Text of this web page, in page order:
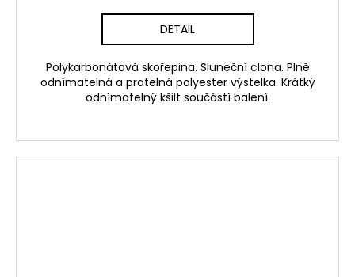
DETAIL
Polykarbonátová skořepina. Sluneční clona. Plně
odnímatelná a pratelná polyester výstelka. Krátký
odnímatelný kšilt součástí balení.